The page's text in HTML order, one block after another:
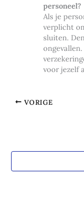
personeel?
Als je
verplicht
sluiten.
voor jezelf
VORIGE